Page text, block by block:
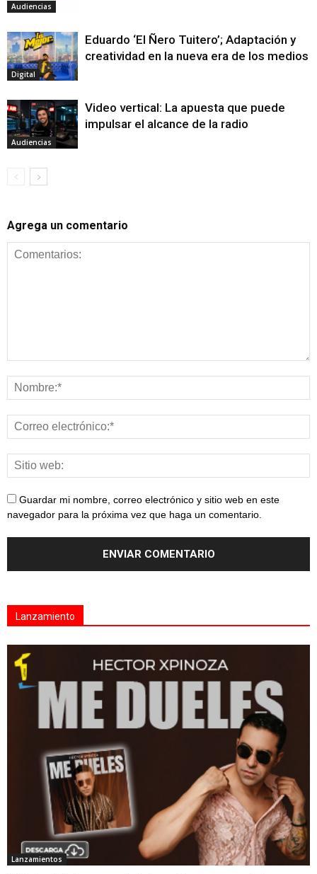
Audiencias
Digital
Eduardo ‘El Ñero Tuitero’; Adaptación y
creatividad en la nueva era de los medios
Audiencias
Video vertical: La apuesta que puede
impulsar el alcance de la radio
Agrega un comentario
Guardar mi nombre, correo electrónico y sitio web en este
navegador para la próxima vez que haga un comentario.
Lanzamiento
Lanzamientos